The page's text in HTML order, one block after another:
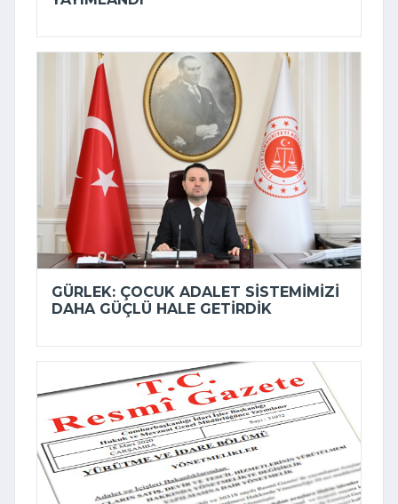
GÜRLEK: ÇOCUK ADALET SISTEMIMIZI
DAHA GÜÇLÜ HALE GETIRDIK